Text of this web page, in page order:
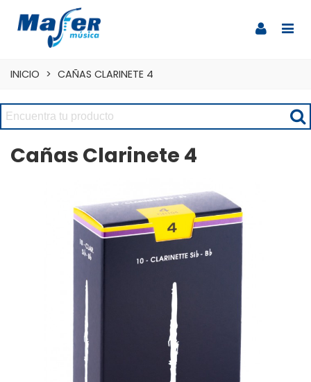
INICIO > CAÑAS CLARINETE 4
Cañas Clarinete 4